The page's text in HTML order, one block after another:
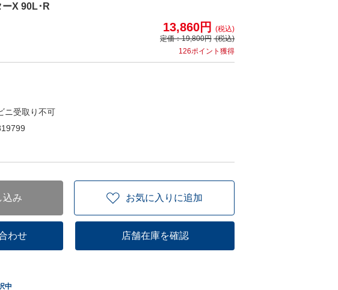
X 90L･R
13,860円
(税込)
定価：19,800円 (税込)
126ポイント獲得
ニ受取り不可
込み お気に入りに追加
わせ 店舗在庫を確認
中